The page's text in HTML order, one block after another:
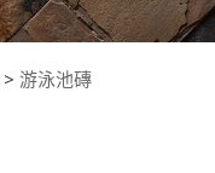
> 游泳池磚